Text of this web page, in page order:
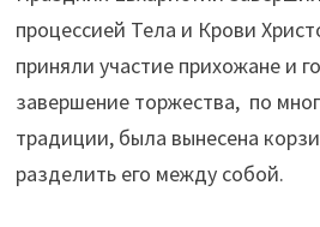
процессией Тела и Крови
приняли участие прихожане и
завершение торжества, по
традиции, была вынесена
разделить его между собой.